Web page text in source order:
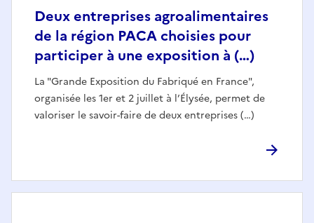
Deux entreprises agroalimentaires
de la région PACA choisies pour
participer à une exposition à (…)
La "Grande Exposition du Fabriqué en France",
organisée les 1er et 2 juillet à l’Élysée, permet de
valoriser le savoir-faire de deux entreprises (…)